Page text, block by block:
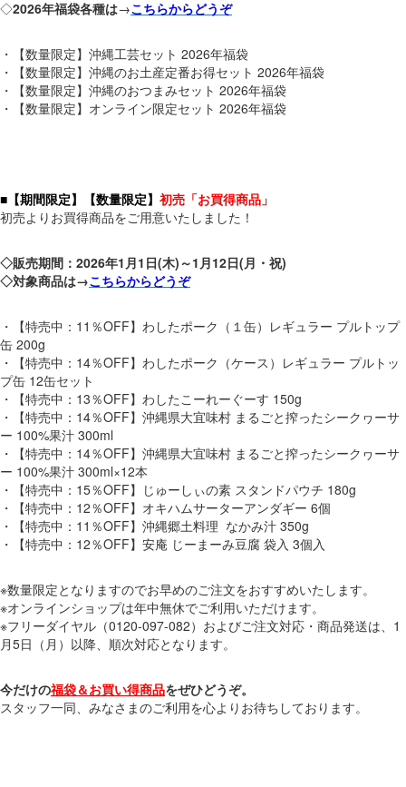
◇2026年福袋各種は→こちらからどうぞ
・【数量限定】沖縄工芸セット 2026年福袋
・【数量限定】沖縄のお土産定番お得セット 2026年福袋
・【数量限定】沖縄のおつまみセット 2026年福袋
・【数量限定】オンライン限定セット 2026年福袋
■【期間限定】【数量限定】 初売「お買得商品」
初売よりお買得商品をご用意いたしました！
◇販売期間：2026年1月1日(木)～1月12日(月・祝)
◇対象商品は→こちらからどうぞ
・【特売中：11％OFF】わしたポーク（１缶）レギュラー プルトップ
缶 200g
・【特売中：14％OFF】わしたポーク（ケース）レギュラー プルトッ
プ缶 12缶セット
・【特売中：13％OFF】わしたこーれーぐーす 150g
・【特売中：14％OFF】沖縄県大宜味村 まるごと搾ったシークヮーサ
ー 100%果汁 300ml
・【特売中：14％OFF】沖縄県大宜味村 まるごと搾ったシークヮーサ
ー 100%果汁 300ml×12本
・【特売中：15％OFF】じゅーしぃの素 スタンドパウチ 180g
・【特売中：12％OFF】オキハムサーターアンダギー 6個
・【特売中：11％OFF】沖縄郷土料理 なかみ汁 350g
・【特売中：12％OFF】安庵 じーまーみ豆腐 袋入 3個入
※数量限定となりますのでお早めのご注文をおすすめいたします。
※オンラインショップは年中無休でご利用いただけます。
※フリーダイヤル（0120-097-082）およびご注文対応・商品発送は、1
月5日（月）以降、順次対応となります。
今だけの福袋＆お買い得商品をぜひどうぞ。
スタッフ一同、みなさまのご利用を心よりお待ちしております。